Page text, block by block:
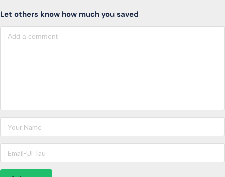
Let others know how much you saved